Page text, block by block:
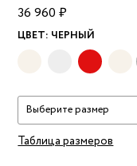
36 960 ₽
ЦВЕТ: ЧЕРНЫЙ
Выберите размер
Таблица размеров